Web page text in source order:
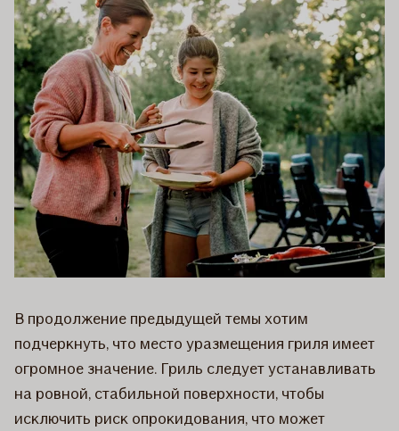
В продолжение предыдущей темы хотим
подчеркнуть, что место уразмещения гриля имеет
огромное значение. Гриль следует устанавливать
на ровной, стабильной поверхности, чтобы
исключить риск опрокидования, что может